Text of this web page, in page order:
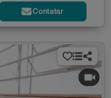
Contatar